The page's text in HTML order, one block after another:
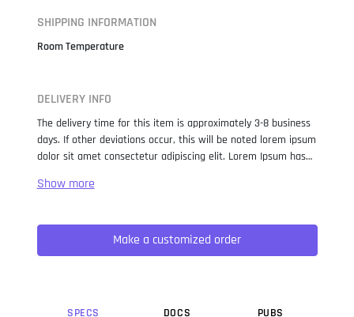
SHIPPING INFORMATION
Room Temperature
DELIVERY INFO
The delivery time for this item is approximately 3-8 business
days. If other deviations occur, this will be noted lorem ipsum
dolor sit amet consectetur adipiscing elit. Lorem Ipsum has
when an unknown printer took a galley of type and
not only five centuries, but also the leap into electronic
typesetting, remaining essentially unchanged. It was
popularised in the 1960s with the release of Letraset sheets
Make a customized order
SPECS DOCS PUBS